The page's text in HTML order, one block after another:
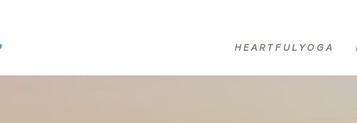
H E A R T F U L Y O G A